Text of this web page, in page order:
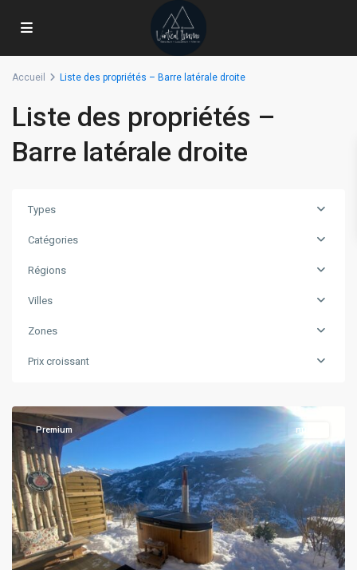
Accueil Liste des propriétés – Barre latérale droite
Liste des propriétés –
Barre latérale droite
Types
Catégories
Régions
Villes
Zones
Prix croissant
Premium nuitée